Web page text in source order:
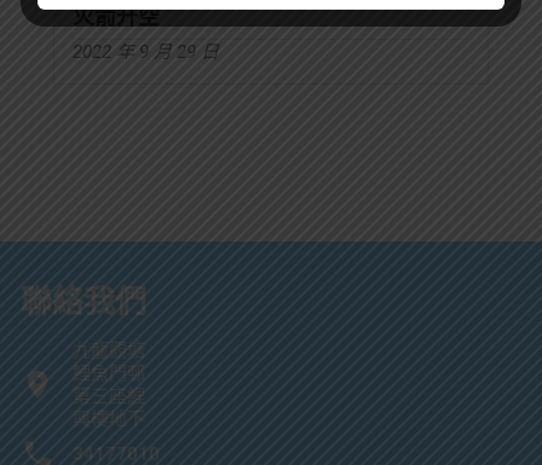
火箭升空
2022 年 9 月 29 日
聯絡我們
九龍觀塘
鯉魚門邨
第三座鯉
興樓地下
34177010